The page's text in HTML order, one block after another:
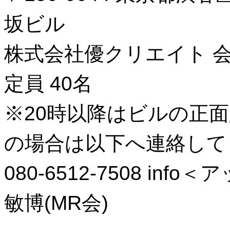
坂ビル
株式会社優クリエイト
定員 40名
※20時以降はビルの正
の場合は以下へ連絡し
080-6512-7508 info＜ア
敏博(MR会)